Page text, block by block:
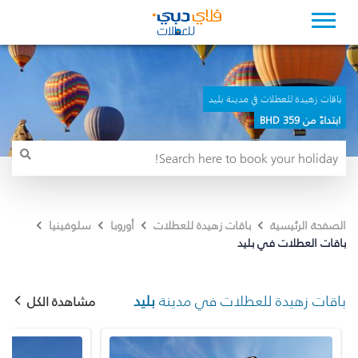
باقات زهيدة للعطلات في مدينة بليد
ابتداءً من 359 BHD
الصفحة الرئيسية باقات زهيدة للعطلات أوروبا
سلوفينيا
باقات العطلات في بليد
باقات زهيدة للعطلات في مدينة بليد مشاهدة الكل